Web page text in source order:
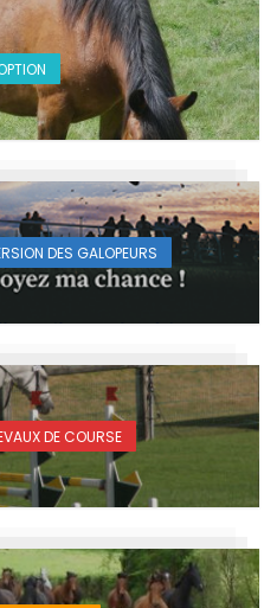
DES GALOPEURS
DE COURSE